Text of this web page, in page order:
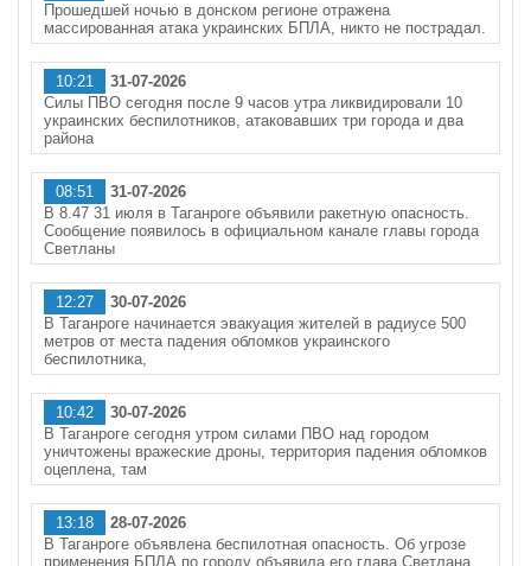
Прошедшей ночью в донском регионе отражена
массированная атака украинских БПЛА, никто не пострадал.
10:21
31-07-2026
Силы ПВО сегодня после 9 часов утра ликвидировали 10
украинских беспилотников, атаковавших три города и два
района
08:51
31-07-2026
В 8.47 31 июля в Таганроге объявили ракетную опасность.
Сообщение появилось в официальном канале главы города
Светланы
12:27
30-07-2026
В Таганроге начинается эвакуация жителей в радиусе 500
метров от места падения обломков украинского
беспилотника,
10:42
30-07-2026
В Таганроге сегодня утром силами ПВО над городом
уничтожены вражеские дроны, территория падения обломков
оцеплена, там
13:18
28-07-2026
В Таганроге объявлена беспилотная опасность. Об угрозе
применения БПЛА по городу объявила его глава Светлана